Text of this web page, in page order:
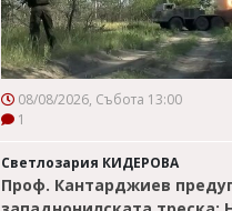
08/08/2026, Събота 13:00
1
Светлозария КИДЕРОВА
Проф. Кантарджиев